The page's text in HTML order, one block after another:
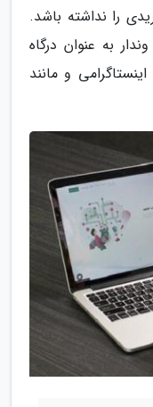
را نداشته باشد.
به عنوان درگاه
و مانند